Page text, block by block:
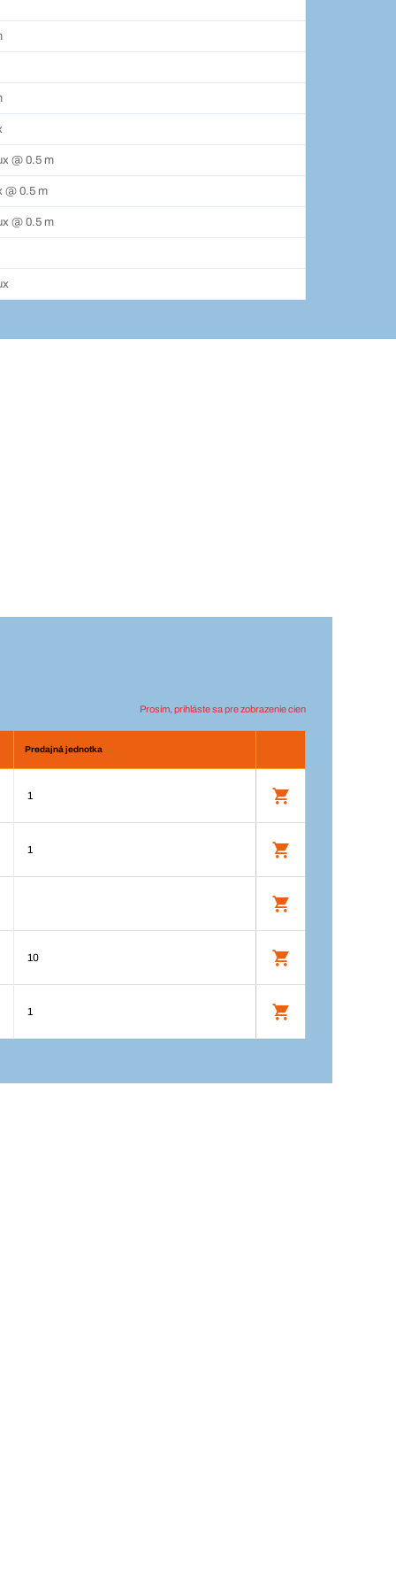
@ 0.5 m
@ 0.5 m
@ 0.5 m
Prosím, prihláste sa pre zobrazenie cien
Predajná jednotka
1
1
10
1